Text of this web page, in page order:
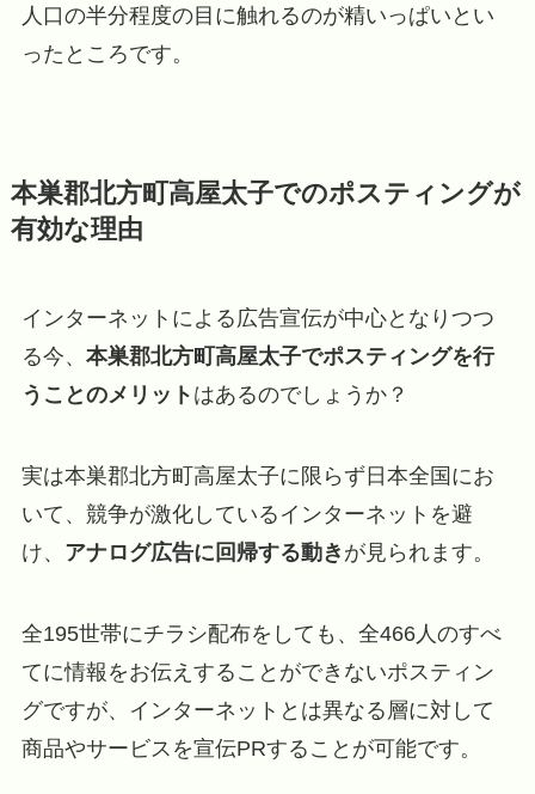
人口の半分程度の目に触れるのが精いっぱいとい
ったところです。
本巣郡北方町高屋太子でのポスティングが
有効な理由
インターネットによる広告宣伝が中心となりつつ
る今、 本巣郡北方町高屋太子でポスティングを行
うことのメリット はあるのでしょうか？
実は本巣郡北方町高屋太子に限らず日本全国にお
いて、競争が激化しているインターネットを避
け、 アナログ広告に回帰する動き が見られます。
全195世帯にチラシ配布をしても、全466人のすべ
てに情報をお伝えすることができないポスティン
グですが、インターネットとは異なる層に対して
商品やサービスを宣伝PRすることが可能です。